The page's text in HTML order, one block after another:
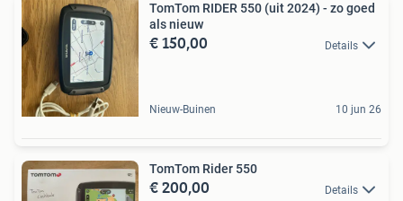
TomTom RIDER 550 (uit 2024) - zo goed
als nieuw
€ 150,00 Details
Nieuw-Buinen 10 jun 26
TomTom Rider 550
€ 200,00 Details